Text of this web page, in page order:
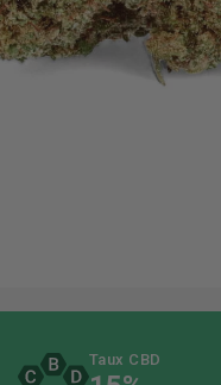
Taux CBD